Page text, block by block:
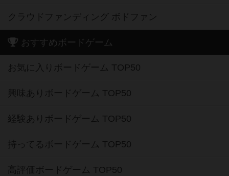
クラウドファンディング ボドファン
おすすめボードゲーム
お気に入りボードゲーム TOP50
興味ありボードゲーム TOP50
経験ありボードゲーム TOP50
持ってるボードゲーム TOP50
高評価ボードゲーム TOP50